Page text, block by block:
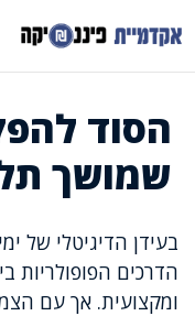
לתוכן
הסוד
שמושך
בעידן הדיגיטלי של
הדרכים הפופולריות
ומקצועית. אך עם